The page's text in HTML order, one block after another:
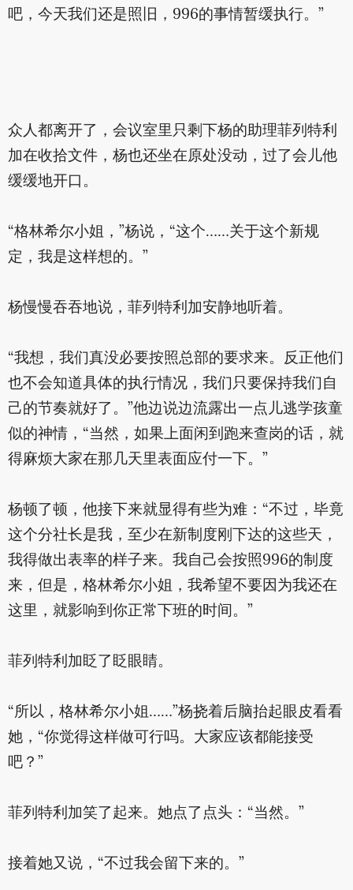
吧，今天我们还是照旧，996的事情暂缓执行。”
众人都离开了，会议室里只剩下杨的助理菲列特利
加在收拾文件，杨也还坐在原处没动，过了会儿他
缓缓地开口。
“格林希尔小姐，”杨说，“这个……关于这个新规
定，我是这样想的。”
杨慢慢吞吞地说，菲列特利加安静地听着。
“我想，我们真没必要按照总部的要求来。反正他们
也不会知道具体的执行情况，我们只要保持我们自
己的节奏就好了。”他边说边流露出一点儿逃学孩童
似的神情，“当然，如果上面闲到跑来查岗的话，就
得麻烦大家在那几天里表面应付一下。”
杨顿了顿，他接下来就显得有些为难：“不过，毕竟
这个分社长是我，至少在新制度刚下达的这些天，
我得做出表率的样子来。我自己会按照996的制度
来，但是，格林希尔小姐，我希望不要因为我还在
这里，就影响到你正常下班的时间。”
菲列特利加眨了眨眼睛。
“所以，格林希尔小姐……”杨挠着后脑抬起眼皮看看
她，“你觉得这样做可行吗。大家应该都能接受
吧？”
菲列特利加笑了起来。她点了点头：“当然。”
接着她又说，“不过我会留下来的。”